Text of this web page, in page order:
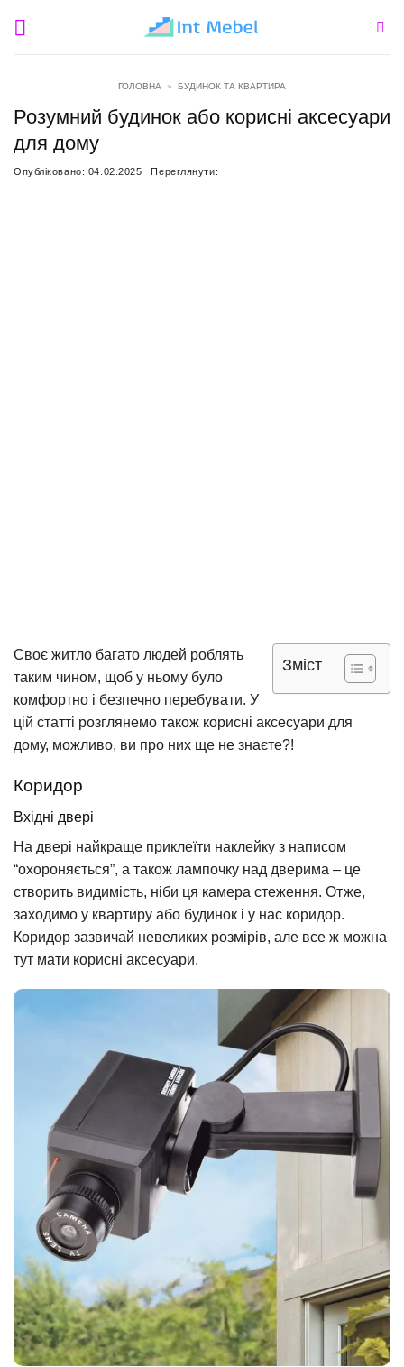
ГОЛОВНА » БУДИНОК ТА КВАРТИРА
Розумний будинок або корисні аксесуари
для дому
Опубліковано: 04.02.2025 Переглянути:
Зміст
Своє житло багато людей роблять
таким чином, щоб у ньому було
комфортно і безпечно перебувати. У
цій статті розглянемо також корисні аксесуари для
дому, можливо, ви про них ще не знаєте?!
Коридор
Вхідні двері
На двері найкраще приклеїти наклейку з написом
“охороняється”, а також лампочку над дверима – це
створить видимість, ніби ця камера стеження. Отже,
заходимо у квартиру або будинок і у нас коридор.
Коридор зазвичай невеликих розмірів, але все ж можна
тут мати корисні аксесуари.